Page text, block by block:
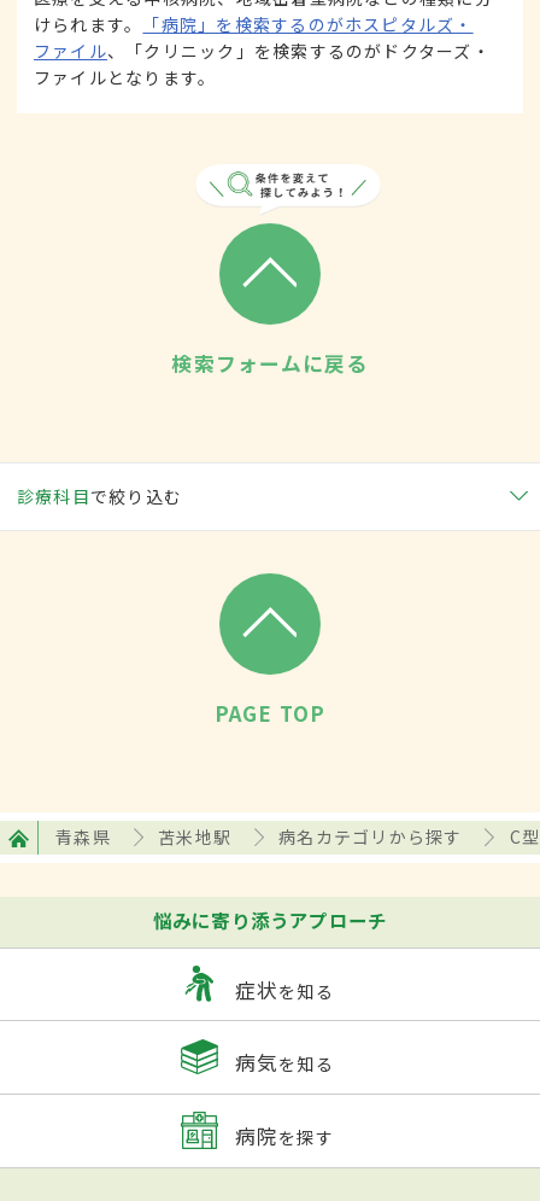
けられます。
「病院」を検索するのがホスピタルズ・
ファイル、「クリニック」を検索するのがドクターズ・
ファイルとなります。
検索フォームに戻る
診療科目で絞り込む
PAGE TOP
青森県 苫米地駅 病名カテゴリから探す C
悩みに寄り添うアプローチ
症状を知る
病気を知る
病院を探す